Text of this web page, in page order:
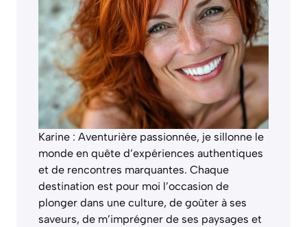
Karine : Aventurière passionnée, je sillonne le
monde en quête d’expériences authentiques
et de rencontres marquantes. Chaque
destination est pour moi l’occasion de
plonger dans une culture, de goûter à ses
saveurs, de m’imprégner de ses paysages et